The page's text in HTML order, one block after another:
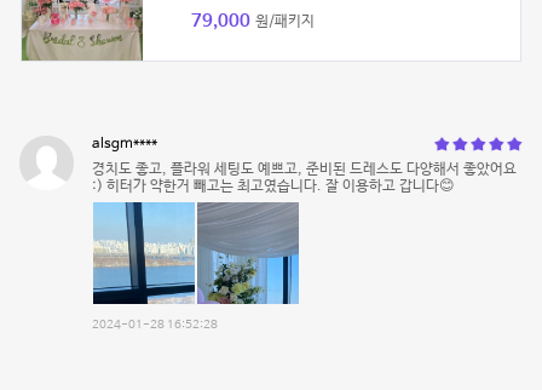
79,000 원/패키지
alsgm****
경치도 좋고, 플라워 세팅도 예쁘고, 준비된 드레스도 다양해서 좋았어요
:) 히터가 약한거 빼고는 최고였습니다. 잘 이용하고 갑니다😊
2024-01-28 16:52:28